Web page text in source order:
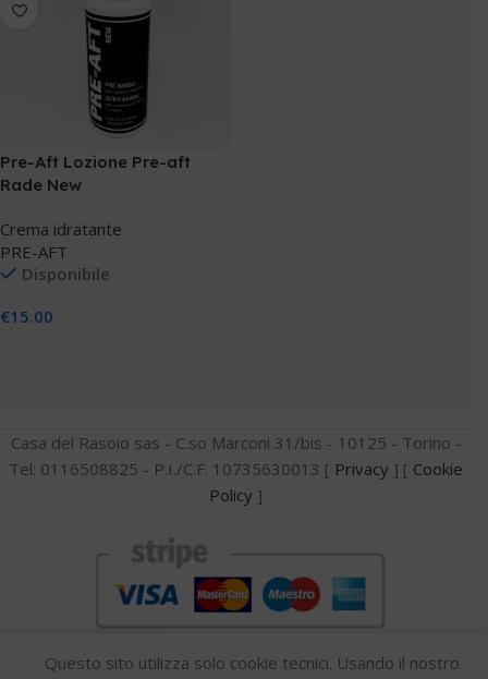
Pre-Aft Lozione Pre-aft
Rade New
Crema idratante
PRE-AFT
Disponibile
€15.00
Casa del Rasoio sas - C.so Marconi 31/bis - 10125 - Torino -
Tel: 0116508825 - P.I./C.F. 10735630013 [ Privacy ] [ Cookie
Policy ]
Questo sito utilizza solo cookie tecnici. Usando il nostro